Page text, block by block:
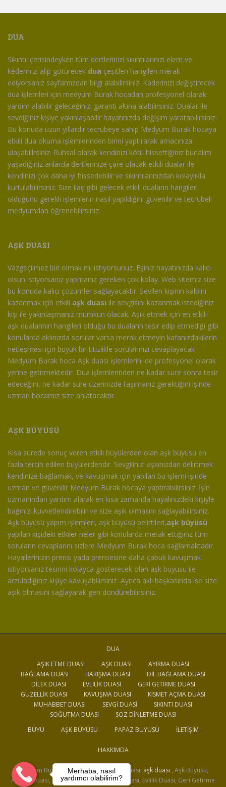
Merhaba, nasıl
yardımcı olabilirim?
DUA
Sıkıntı içerisindeyken tüm dertlerinizi sıkıntılarınızı elem ve
kederinizi alıp götürecek dua çeşitleri hangileri merak
ediyorsanız sayfamızdan bilgi alabilirsiniz. Kaderinizi değiştirecek
dua işlemleri için medyum Burak hocadan profesyonel olarak
yardım alabilir geleceğinizi garanti altına alabilirsiniz. Dualar ile
sevdiğiniz kişiye yakınlaşabilir hayatınızda değişim yaratabilirsiniz.
Bu konuda uzun yıllardır tecrübeye sahip Medyum Burak hocaya
etkili dua okuma işlemlerinden birini yaptırarak amacınıza
ulaşabiilrsiniz. Ruhsal olarak kendinizi kötü hissettiğiniz bunalım
yaşadığınız anlarda dertlerinize çare olacak etkili dualar ile
kendinizi çok daha iyi hissedebilir ve sıkıntılarınızdan kolaylıkla
kurtulabilirsiniz. Size ilaç gibi gelecek etkili duaların hangileri
olduğunu gerekli işlemlerin nasıl yapıldığını güvenilir ve tecrübeli
medyumdan öğrenebilirsiniz.
AŞK DUASI
Vazgeçilmez biri olmak mı istiyorsunuz. Eşiniz hayatınızda kalıcı
olsun istiyorsanız yapmanız gereken çok kolay. Web sitemiz size
bu konuda kalıcı çözümler sağlayacaktır. Sevilen kişinin kalbini
kazanmak için etkili aşk duası ile sevgisini kazanmak istediğiniz
kişi ile yakınlaşmanız mümkün olacak. Aşık etmek için en etkili
aşk dualarının hangileri olduğu bu duaların tesir edip etmediği gibi
konularda aklınızda sorular varsa merak etmeyin kafanızdakilerin
netleşmesi için büyük bir titizlikle sorularınızı cevaplayacak
Medyum Burak hoca Aşk duası işlemlerini de profesyonel olarak
yerine getirmektedir. Dua işlemlerinden ne kadar süre sonra tesir
edeceğini, ne kadar süre üzerinizde taşımanız gerektiğini işinde
uzman hocamız size anlatacaktır.
AŞK BÜYÜSÜ
Kısa sürede sonuç veren etkili büyülerden olan aşk büyüsü en
fazla tercih edilen büyülerdendir. Sevgilinizi aşkınızdan delirtmek
kendinize bağlamak, ve kavuşmak için yapılan bu işlemi işinde
uzman ve güvenilir Medyum Burak hocaya yaptırabilirsiniz. İşin
uzmanından yardım alarak en kısa zamanda hayalinizdeki kişiyle
bağınızı kuvvetlendirebilir ve size aşık olmasını sağlayabilirsiniz.
Aşk büyüsü yapım işlemleri, aşk büyüsü belirtileri,aşk büyüsü
yapılan kişideki etkiler neler gibi konularda merak ettiğiniz tüm
soruların cevaplarını sizlere Medyum Burak hoca sağlamaktadır.
Hayallerinizin prensi yada prensesine daha çabuk kavuşmak
istiyorsanız tesirini kolayca gösterecek olan aşk büyüsü ile
arzuladığınız kişiye kavuşabilirsiniz. Ayrıca aklı başkasında ise size
aşık olmasını sağlayarak geri döndürebilirsiniz.
DUA
AŞIK ETME DUASI
AŞK DUASI
AYIRMA DUASI
BAĞLAMA DUASI
BARIŞMA DUASI
DIL BAĞLAMA DUASI
DILEK DUASI
EVLILIK DUASI
GERI GETIRME DUASI
GÜZELLIK DUASI
KAVUŞMA DUASI
KISMET AÇMA DUASI
MUHABBET DUASI
SEVGI DUASI
SIKINTI DUASI
SOĞUTMA DUASI
SÖZ DINLETME DUASI
BÜYÜ
AŞK BÜYÜSÜ PAPAZ BÜYÜSÜ İLETIŞIM
HAKKIMDA
Medyum Burak, Büyü, Dua, Aşık Etme Duası, aşk duası , Aşk Büyüsü,
Ayırma Duası, Bağlama Duası, Barışma Duası, Evlilik Duası, Geri Getirme